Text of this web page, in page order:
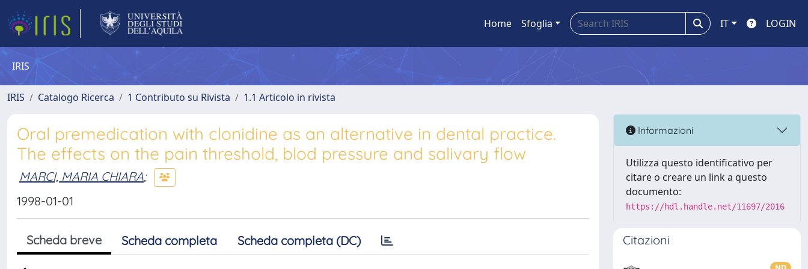
Home Sfoglia IT LOGIN
IRIS
IRIS Catalogo Ricerca 1 Contributo su Rivista 1.1 Articolo in rivista
Oral premedication with clonidine as an alternative in dental practice.
The effects on the pain threshold, blod pressure and salivary flow
MARCI, MARIA CHIARA;
1998-01-01
Scheda breve Scheda completa Scheda completa (DC)
Informazioni
Utilizza questo identificativo per
citare o creare un link a questo
documento:
https://hdl.handle.net/11697/2016
Citazioni